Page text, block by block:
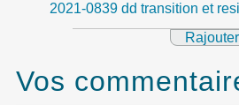
2021-0839 dd transition et
Vos